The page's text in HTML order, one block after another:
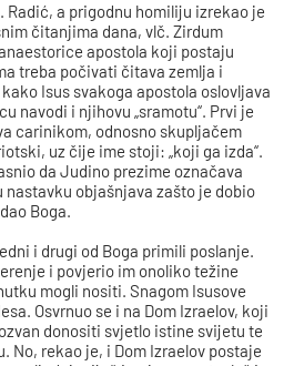
Radić, a prigodnu homiliju izrekao je
čitanjima dana, vlč. Zirdum
apostola koji postaju
treba počivati čitava zemlja i
Isus svakoga apostola oslovljava
navodi i njihovu „sramotu“. Prvi je
carinikom, odnosno skupljačem
uz čije ime stoji: „koji ga izda“.
da Judino prezime označava
nastavku objašnjava zašto je dobio
Boga.
i drugi od Boga primili poslanje.
i povjerio im onoliko težine
mogli nositi. Snagom Isusove
Osvrnuo se i na Dom Izraelov, koji
donositi svjetlo istine svijetu te
No, rekao je, i Dom Izraelov postaje